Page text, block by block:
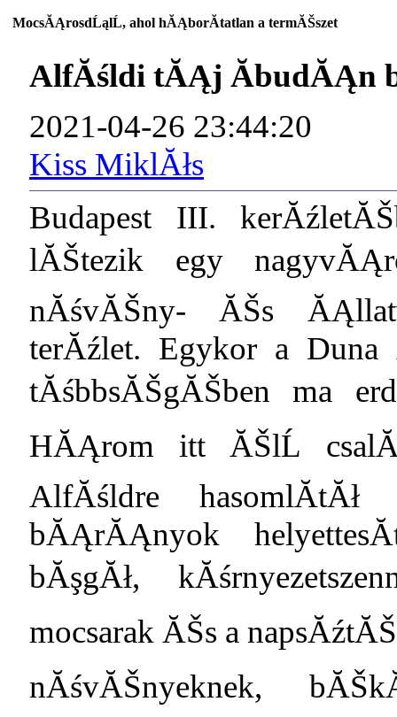
MocsĂĄrosdĹąlĹ, ahol hĂĄborĂ­tatlan a termĂŠszet
AlfĂśldi tĂĄj ĂbudĂĄn
2021-04-26 23:44:20
Kiss MiklĂłs
Budapest III.
lĂŠtezik egy
nĂśvĂŠny- ĂŠs
terĂźlet. Egykor a
tĂśbbsĂŠgĂŠben ma
HĂĄrom itt ĂŠlĹ
AlfĂśldre
bĂĄrĂĄnyok
bĂşgĂł,
mocsarak ĂŠs a
nĂśvĂŠnyeknek,